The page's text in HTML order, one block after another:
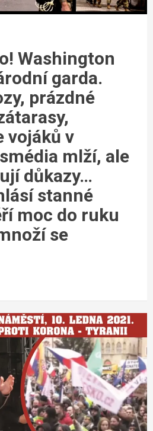
Washington
garda.
prázdné
vojáků v
mlží, ale
důkazy…
stanné
moc do ruku
se